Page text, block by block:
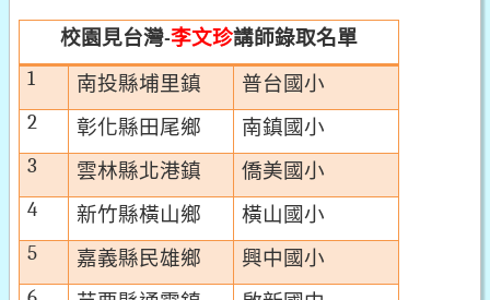
校園見台灣-李文珍講師錄取名單
1 南投縣埔里鎮 普台國小
2 彰化縣田尾鄉 南鎮國小
3 雲林縣北港鎮 僑美國小
4 新竹縣橫山鄉 橫山國小
5 嘉義縣民雄鄉 興中國小